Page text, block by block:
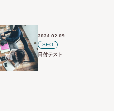
2024.02.09
SEO
日付テスト